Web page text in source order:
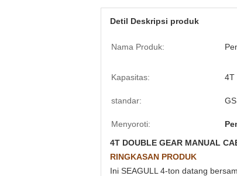
Detil Deskripsi produk
Nama Produk:
Kapasitas: 4T
standar:
Menyoroti:
4T DOUBLE GEAR MANUAL
RINGKASAN PRODUK
Ini SEAGULL 4-ton datang